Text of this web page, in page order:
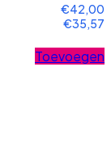
€42,00
€35,57
Toevoegen